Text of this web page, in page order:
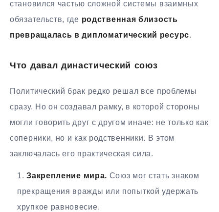
становился частью сложной системы взаимных
обязательств, где родственная близость
превращалась в дипломатический ресурс.
Что давал династический союз
Политический брак редко решал все проблемы
сразу. Но он создавал рамку, в которой стороны
могли говорить друг с другом иначе: не только как
соперники, но и как родственники. В этом
заключалась его практическая сила.
Закрепление мира. Союз мог стать знаком
прекращения вражды или попыткой удержать
хрупкое равновесие.